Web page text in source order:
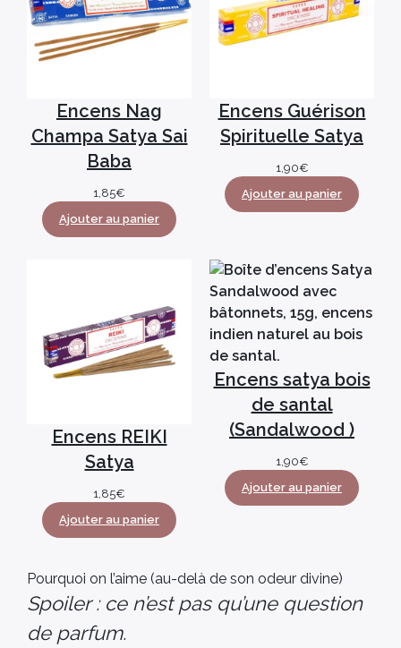
Encens Nag
Champa Satya Sai
Baba
1,85€
Ajouter au panier
Encens Guérison
Spirituelle Satya
1,90€
Ajouter au panier
Encens REIKI
Satya
1,85€
Ajouter au panier
Encens satya bois
de santal
(Sandalwood )
1,90€
Ajouter au panier
Pourquoi on l’aime (au-delà de son odeur divine)
Spoiler : ce n’est pas qu’une question
de parfum.